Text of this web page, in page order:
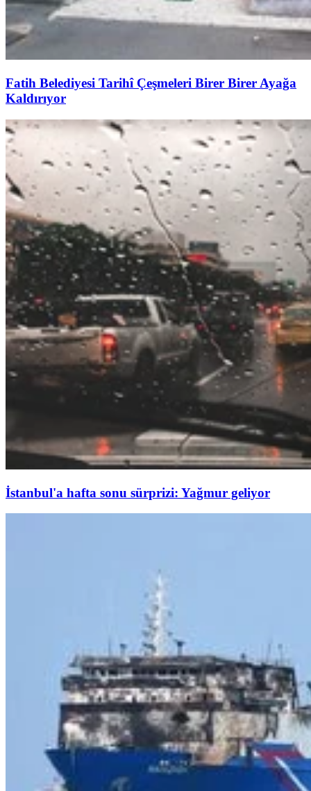
Fatih Belediyesi Tarihî Çeşmeleri Birer Birer Ayağa
Kaldırıyor
İstanbul'a hafta sonu sürprizi: Yağmur geliyor